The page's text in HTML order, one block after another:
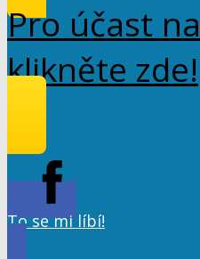
Pro účast
klikněte zde!
To se mi líbí!